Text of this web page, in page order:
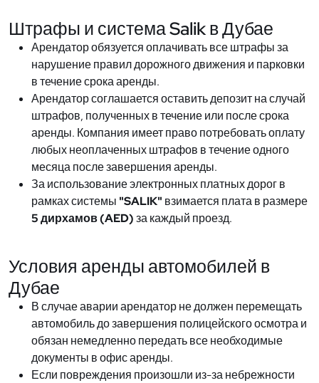
Штрафы и система Salik в Дубае
Арендатор обязуется оплачивать все штрафы за
нарушение правил дорожного движения и парковки
в течение срока аренды.
Арендатор соглашается оставить депозит на случай
штрафов, полученных в течение или после срока
аренды. Компания имеет право потребовать оплату
любых неоплаченных штрафов в течение одного
месяца после завершения аренды.
За использование электронных платных дорог в
рамках системы "SALIK" взимается плата в размере
5 дирхамов (AED)за каждый проезд.
Условия аренды автомобилей в
Дубае
В случае аварии арендатор не должен перемещать
автомобиль до завершения полицейского осмотра и
обязан немедленно передать все необходимые
документы в офис аренды.
Если повреждения произошли из-за небрежности